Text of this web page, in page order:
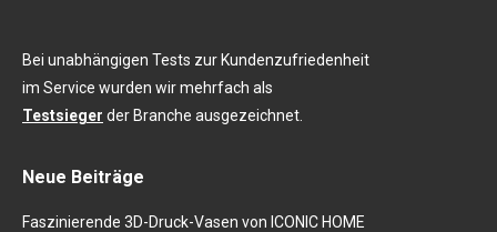
Bei unabhängigen Tests zur Kundenzufriedenheit
im Service wurden wir mehrfach als
Testsieger der Branche ausgezeichnet.
Neue Beiträge
Faszinierende 3D-Druck-Vasen von ICONIC HOME